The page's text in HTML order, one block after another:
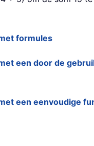
formules
een door de
een eenvoudige